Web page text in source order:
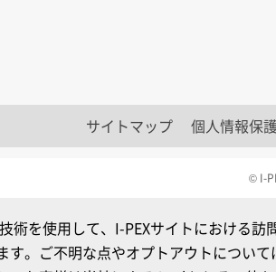
サイトマップ 個人情報保
© I-
術を使用して、I-PEXサイトにおける
。ご不明な点やオプトアウトについて